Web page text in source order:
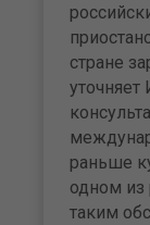
стране
раньше
одном из
таким